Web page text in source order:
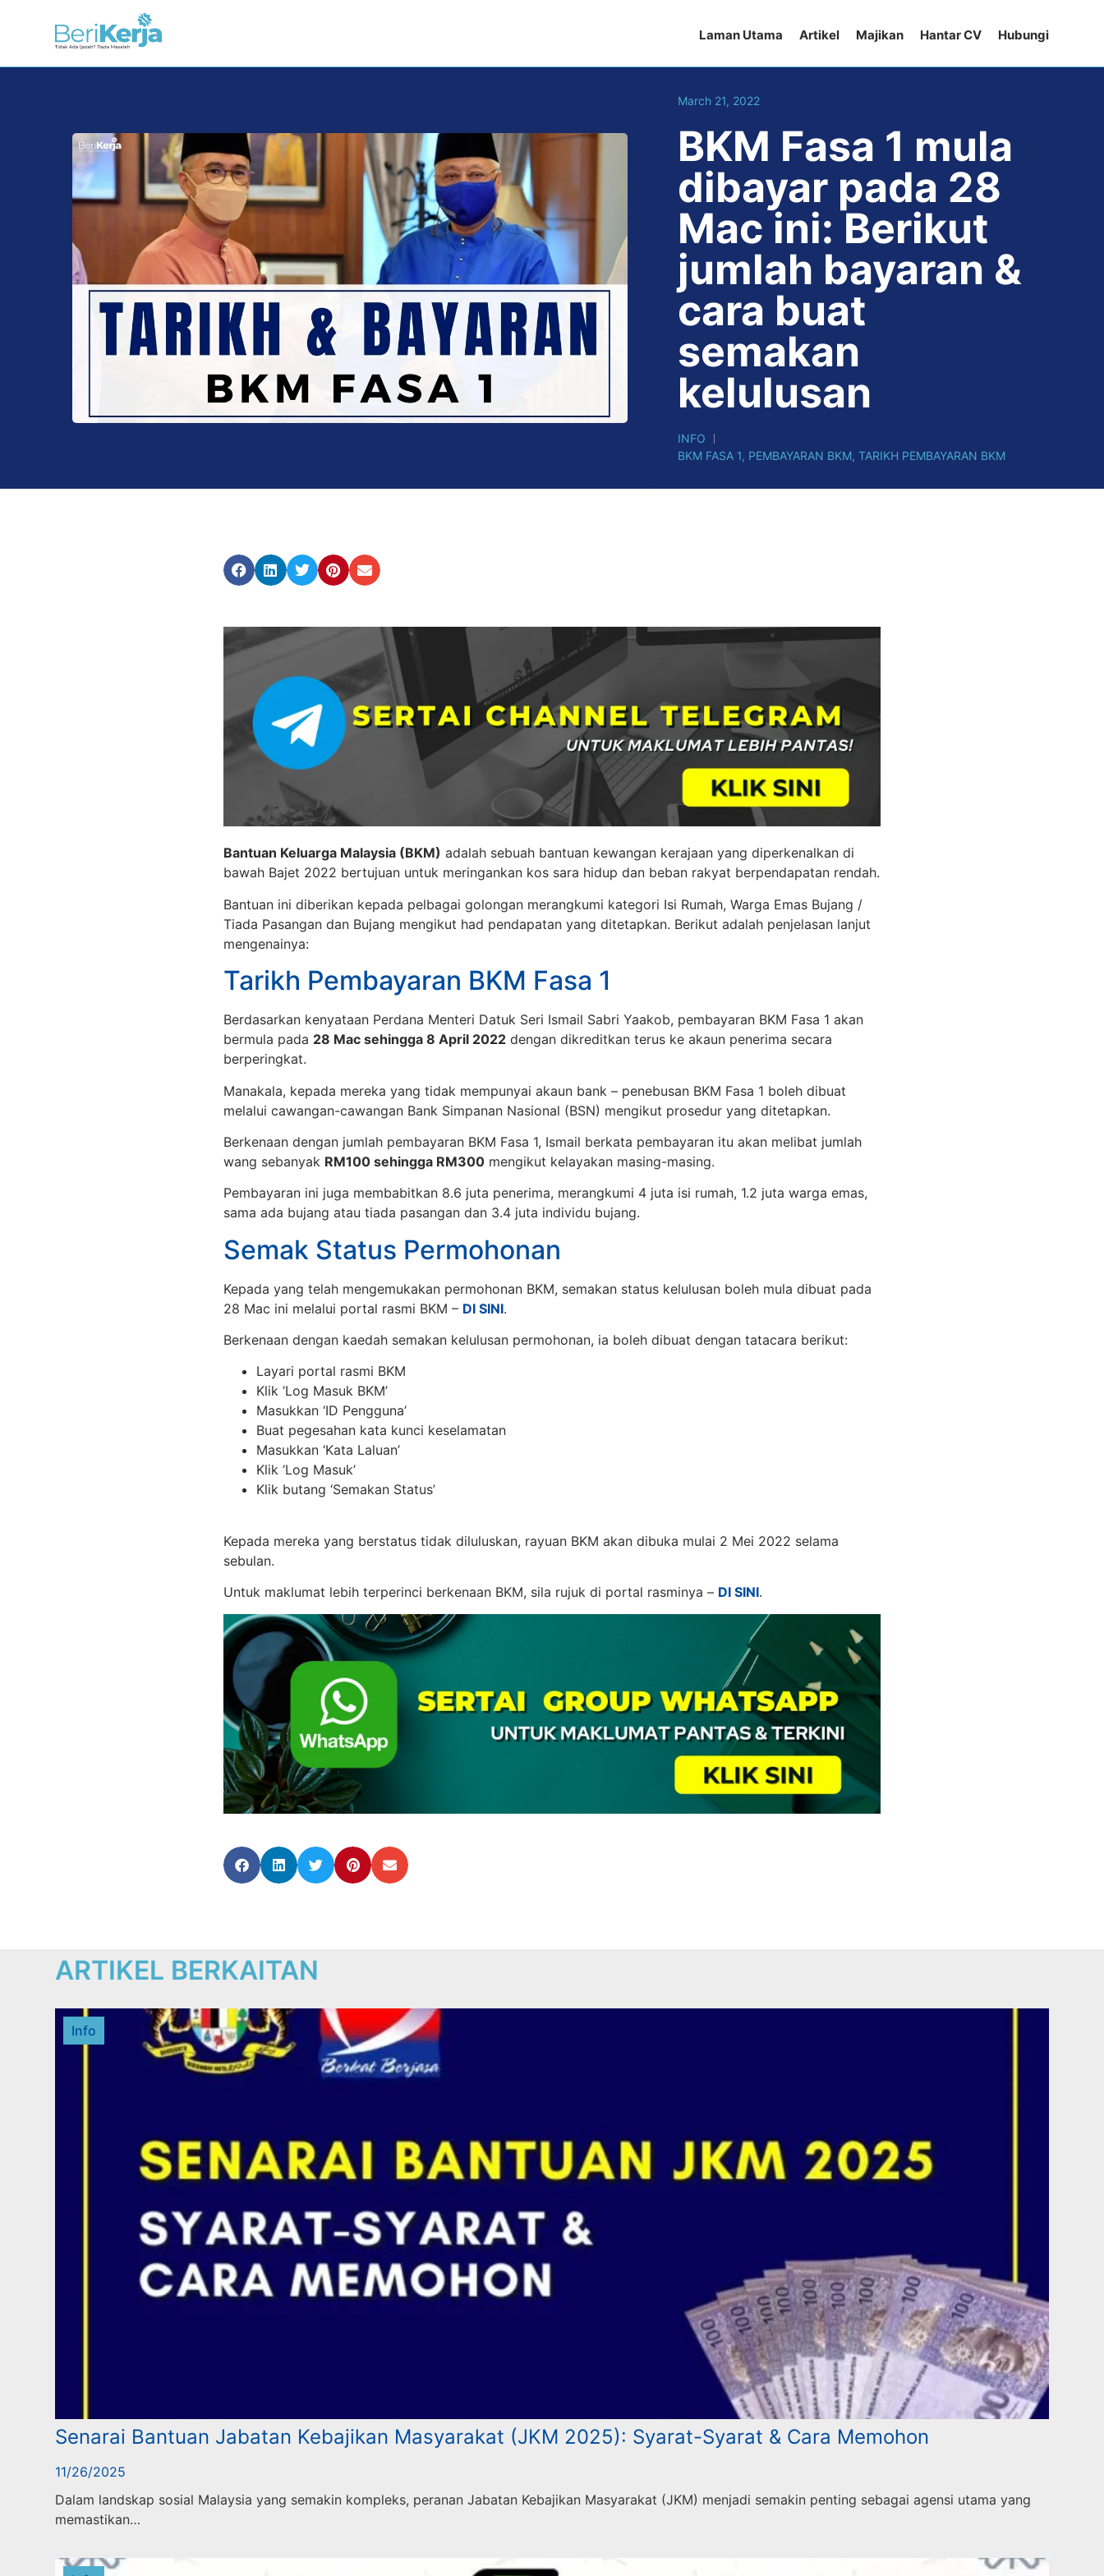
Laman Utama Artikel Majikan Hantar CV Hubungi
March 21, 2022
BKM Fasa 1 mula
dibayar pada 28
Mac ini: Berikut
jumlah bayaran &
cara buat
semakan
kelulusan
INFO
BKM FASA 1, PEMBAYARAN BKM, TARIKH PEMBAYARAN BKM
Bantuan Keluarga Malaysia (BKM) adalah sebuah bantuan kewangan kerajaan yang diperkenalkan di
bawah Bajet 2022 bertujuan untuk meringankan kos sara hidup dan beban rakyat berpendapatan rendah.
Bantuan ini diberikan kepada pelbagai golongan merangkumi kategori Isi Rumah, Warga Emas Bujang /
Tiada Pasangan dan Bujang mengikut had pendapatan yang ditetapkan. Berikut adalah penjelasan lanjut
mengenainya:
Tarikh Pembayaran BKM Fasa 1
Berdasarkan kenyataan Perdana Menteri Datuk Seri Ismail Sabri Yaakob, pembayaran BKM Fasa 1 akan
bermula pada 28 Mac sehingga 8 April 2022 dengan dikreditkan terus ke akaun penerima secara
berperingkat.
Manakala, kepada mereka yang tidak mempunyai akaun bank – penebusan BKM Fasa 1 boleh dibuat
melalui cawangan-cawangan Bank Simpanan Nasional (BSN) mengikut prosedur yang ditetapkan.
Berkenaan dengan jumlah pembayaran BKM Fasa 1, Ismail berkata pembayaran itu akan melibat jumlah
wang sebanyak RM100 sehingga RM300 mengikut kelayakan masing-masing.
Pembayaran ini juga membabitkan 8.6 juta penerima, merangkumi 4 juta isi rumah, 1.2 juta warga emas,
sama ada bujang atau tiada pasangan dan 3.4 juta individu bujang.
Semak Status Permohonan
Kepada yang telah mengemukakan permohonan BKM, semakan status kelulusan boleh mula dibuat pada
28 Mac ini melalui portal rasmi BKM – DI SINI.
Berkenaan dengan kaedah semakan kelulusan permohonan, ia boleh dibuat dengan tatacara berikut:
Layari portal rasmi BKM
Klik ‘Log Masuk BKM’
Masukkan ‘ID Pengguna’
Buat pegesahan kata kunci keselamatan
Masukkan ‘Kata Laluan’
Klik ‘Log Masuk’
Klik butang ‘Semakan Status’
Kepada mereka yang berstatus tidak diluluskan, rayuan BKM akan dibuka mulai 2 Mei 2022 selama
sebulan.
Untuk maklumat lebih terperinci berkenaan BKM, sila rujuk di portal rasminya – DI SINI.
ARTIKEL BERKAITAN
Info
Senarai Bantuan Jabatan Kebajikan Masyarakat (JKM 2025): Syarat-Syarat & Cara Memohon
11/26/2025
Dalam landskap sosial Malaysia yang semakin kompleks, peranan Jabatan Kebajikan Masyarakat (JKM) menjadi semakin penting sebagai agensi utama yang
memastikan…